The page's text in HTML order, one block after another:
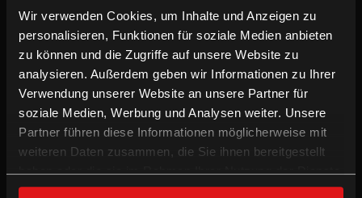
Wir verwenden Cookies, um Inhalte und Anzeigen zu
personalisieren, Funktionen für soziale Medien anbieten
zu können und die Zugriffe auf unsere Website zu
analysieren. Außerdem geben wir Informationen zu Ihrer
Verwendung unserer Website an unsere Partner für
soziale Medien, Werbung und Analysen weiter. Unsere
Partner führen diese Informationen möglicherweise mit
weiteren Daten zusammen, die Sie ihnen bereitgestellt
haben oder die sie im Rahmen Ihrer Nutzung der Dienste
gesammelt haben.
Regie:
Sebastian Brameshuber
Kamera: Klemens Hufnagl
Schnitt:Emily Artmann, Sebastian Brameshuber, Elke Groen
Sprache & Untertitel:Deutsche OV mit enUT
Dokumentarfilm/Englische UT/Preisgekrönt
Ebensee hat einen denkbar schlechten Ruf. "Schleich dich heim
in dein Nazidorf!", hören jugendliche Ebenseer immer wieder, seit
KZ-Gedenkfeier in die Schlagzeilen kam. Ein Jahr lang begleitet